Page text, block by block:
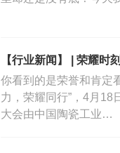
【行业新闻】 | 荣耀时
你看到的是荣誉和肯定
力，荣耀同行”，4月18
大会由中国陶瓷工业…